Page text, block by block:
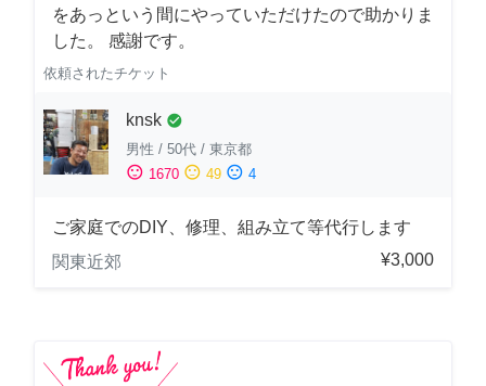
をあっという間にやっていただけたので助かりま
した。 感謝です。
依頼されたチケット
knsk check_circle
男性 / 50代 / 東京都
sentiment_satisfied 1670 sentiment_neutral 49 sentiment_dissatisfied 4
ご家庭でのDIY、修理、組み立て等代行します
関東近郊
¥3,000